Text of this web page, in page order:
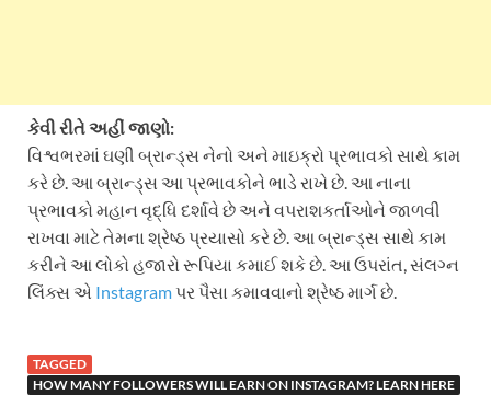
કેવી રીતે અહીં જાણો:
વિશ્વભરમાં ઘણી બ્રાન્ડ્સ નેનો અને માઇક્રો પ્રભાવકો સાથે કામ
કરે છે. આ બ્રાન્ડ્સ આ પ્રભાવકોને ભાડે રાખે છે. આ નાના
પ્રભાવકો મહાન વૃદ્ધિ દર્શાવે છે અને વપરાશકર્તાઓને જાળવી
રાખવા માટે તેમના શ્રેષ્ઠ પ્રયાસો કરે છે. આ બ્રાન્ડ્સ સાથે કામ
કરીને આ લોકો હજારો રૂપિયા કમાઈ શકે છે. આ ઉપરાંત, સંલગ્ન
લિંક્સ એ Instagram પર પૈસા કમાવવાનો શ્રેષ્ઠ માર્ગ છે.
TAGGED
HOW MANY FOLLOWERS WILL EARN ON INSTAGRAM? LEARN HERE